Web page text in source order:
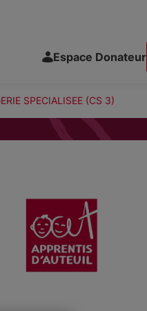
Espace Donateur
SPECIALISEE (CS 3)